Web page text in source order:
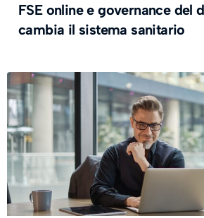
FSE online e governance del
cambia il sistema sanitario